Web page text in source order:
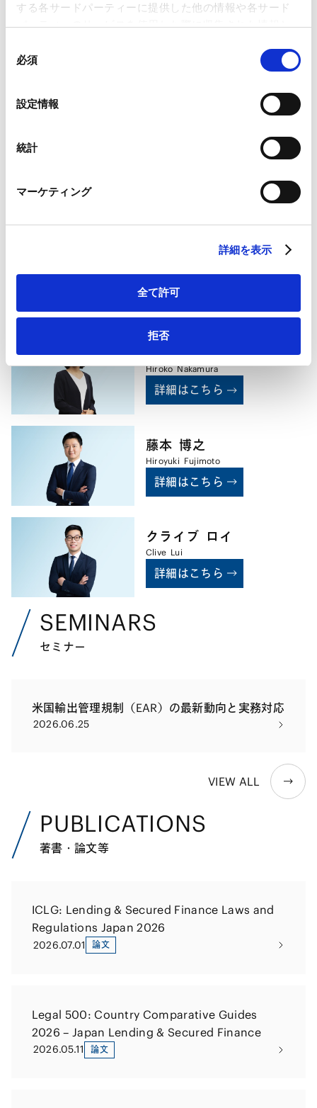
する各サードパーティーに提供した他の情報や各サード
パーティーのサービスを使用した際に収集された情報と
ことがあります。
Google Analytics利用規約（
Marketo
外部サイト）
LinkedIn プライバシーポリシー（
HubSpot プライバシーポリシー（外部サイト）
必須
設定情報
統計
マーケティング
詳細を表示
全て許可
拒否
地下鉄（MTR）のHong Kong（香港）駅下車、A出口よ
地下鉄（MTR）のCentral（中環）駅下車、A出口より徒
香港国際空港からタクシーで30分
PROFESSIONALS
Suguru Yokoi
詳細はこちら
中村 祐子
Hiroko Nakamura
詳細はこちら
藤本 博之
Hiroyuki Fujimoto
詳細はこちら
クライブ ロイ
Clive Lui
詳細はこちら
SEMINARS
セミナー
米国輸出管理規制（EAR）の最新動向と実務対応
2026.06.25
VIEW ALL
PUBLICATIONS
著書・論文等
ICLG: Lending & Secured Finance Laws and
Regulations Japan 2026
2026.07.01 論文
Legal 500: Country Comparative Guides
2026 – Japan Lending & Secured Finance
2026.05.11 論文